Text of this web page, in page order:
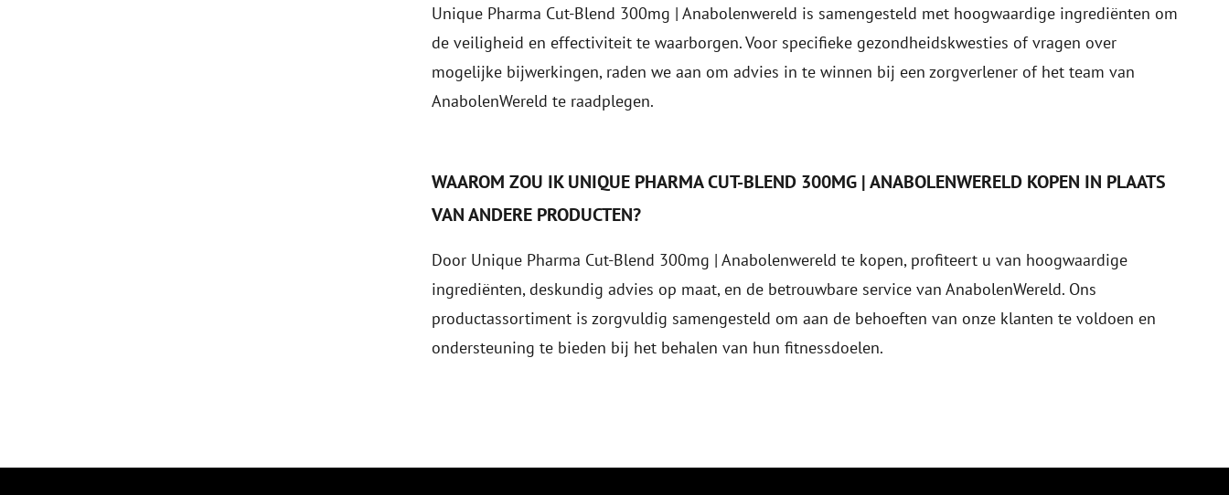
Unique Pharma Cut-Blend 300mg | Anabolenwereld is samengesteld met hoogwaardige ingrediënten om
de veiligheid en effectiviteit te waarborgen. Voor specifieke gezondheidskwesties of vragen over
mogelijke bijwerkingen, raden we aan om advies in te winnen bij een zorgverlener of het team van
AnabolenWereld te raadplegen.
WAAROM ZOU IK UNIQUE PHARMA CUT-BLEND 300MG | ANABOLENWERELD KOPEN IN PLAATS
VAN ANDERE PRODUCTEN?
Door Unique Pharma Cut-Blend 300mg | Anabolenwereld te kopen, profiteert u van hoogwaardige
ingrediënten, deskundig advies op maat, en de betrouwbare service van AnabolenWereld. Ons
productassortiment is zorgvuldig samengesteld om aan de behoeften van onze klanten te voldoen en
ondersteuning te bieden bij het behalen van hun fitnessdoelen.